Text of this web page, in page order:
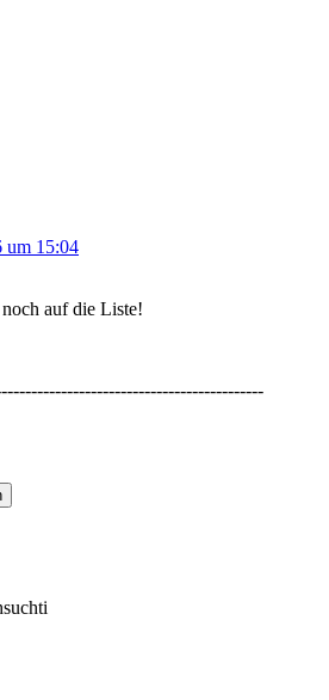
um 15:04
auf die Liste!